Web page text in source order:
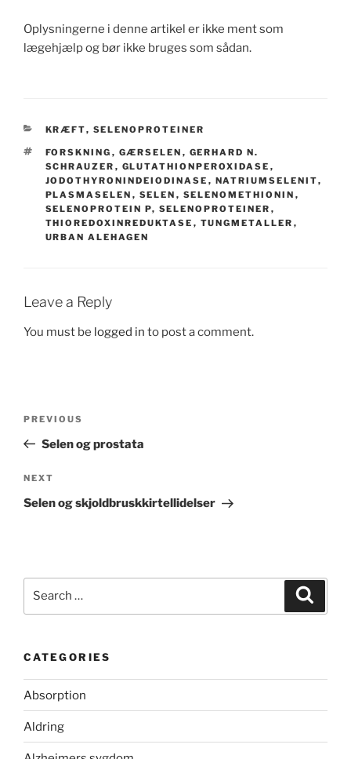
Oplysningerne i denne artikel er ikke ment som
lægehjælp og bør ikke bruges som sådan.
CATEGORIES
KRÆFT, SELENOPROTEINER
TAGS
FORSKNING , GÆRSELEN , GERHARD N.
SCHRAUZER , GLUTATHIONPEROXIDASE ,
JODOTHYRONINDEIODINASE , NATRIUMSELENIT,
PLASMASELEN , SELEN , SELENOMETHIONIN ,
SELENOPROTEIN P, SELENOPROTEINER ,
THIOREDOXINREDUKTASE , TUNGMETALLER ,
URBAN ALEHAGEN
Leave a Reply
You must be logged in to post a comment.
Previous
Post
PREVIOUS
Selen og prostata
Next
Post
NEXT
Selen og skjoldbruskkirtellidelser
CATEGORIES
Absorption
Aldring